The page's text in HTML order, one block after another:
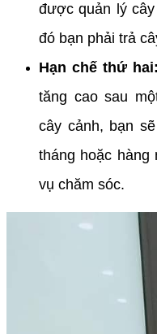
được quản lý
đó bạn phải trả
Hạn chế thứ hai:
tăng cao sau
cây cảnh, bạn
tháng hoặc hàng
vụ chăm sóc.